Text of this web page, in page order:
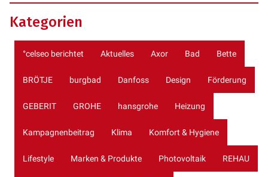
Kategorien
°celseo berichtet Aktuelles Axor Bad Bette
BRÖTJE burgbad Danfoss Design Förderung
GEBERIT GROHE hansgrohe Heizung
Kampagnenbeitrag Klima Komfort & Hygiene
Lifestyle Marken & Produkte Photovoltaik REHAU